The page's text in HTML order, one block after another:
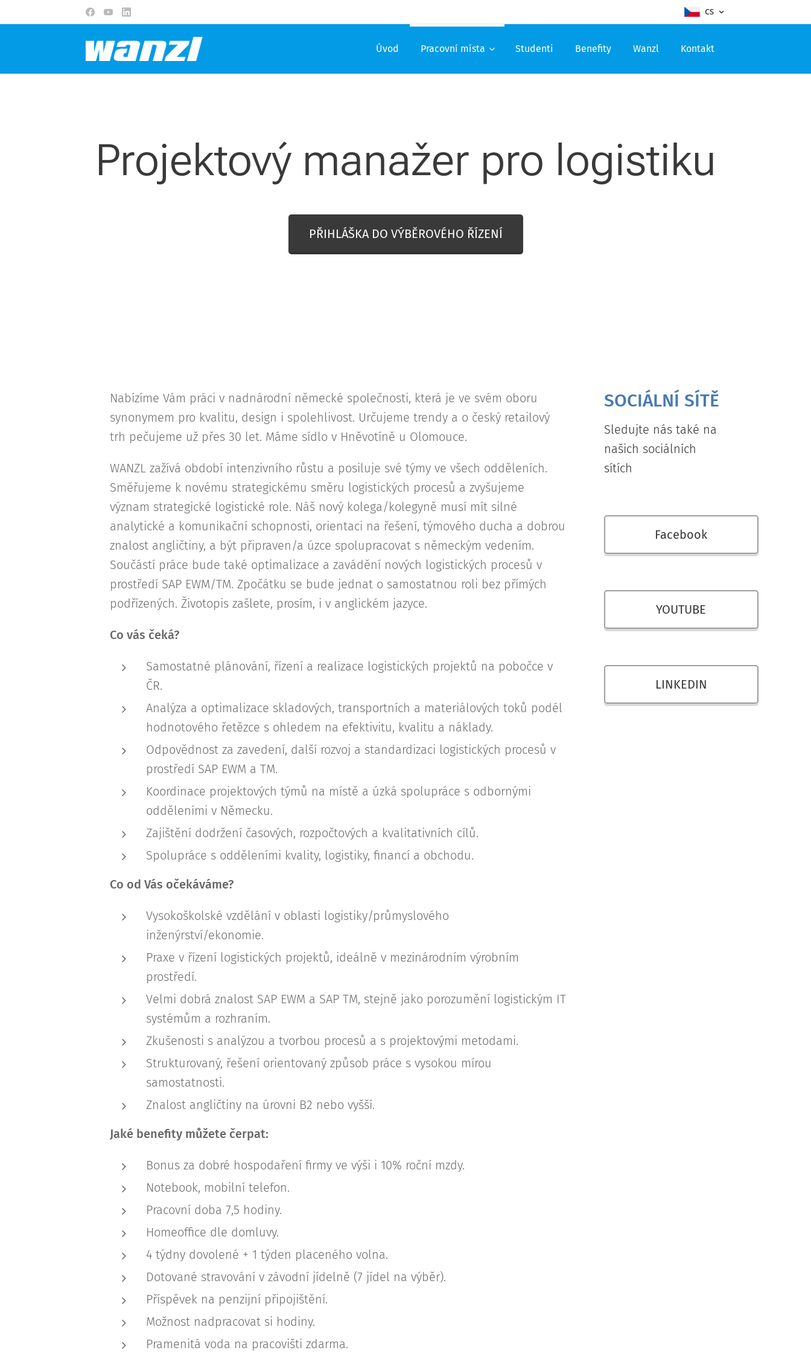
CS
Úvod Pracovní místa Studenti Benefity Wanzl Kontakt
Projektový manažer pro logistiku
PŘIHLÁŠKA DO VÝBĚROVÉHO ŘÍZENÍ
Nabízíme Vám práci v nadnárodní německé společnosti, která je ve svém oboru
synonymem pro kvalitu, design i spolehlivost. Určujeme trendy a o český retailový
trh pečujeme už přes 30 let. Máme sídlo v Hněvotíně u Olomouce.
WANZL zažívá období intenzivního růstu a posiluje své týmy ve všech odděleních.
Směřujeme k novému strategickému směru logistických procesů a zvyšujeme
význam strategické logistické role. Náš nový kolega/kolegyně musí mít silné
analytické a komunikační schopnosti, orientaci na řešení, týmového ducha a dobrou
znalost angličtiny, a být připraven/a úzce spolupracovat s německým vedením.
Součástí práce bude také optimalizace a zavádění nových logistických procesů v
prostředí SAP EWM/TM. Zpočátku se bude jednat o samostatnou roli bez přímých
podřízených. Životopis zašlete, prosím, i v anglickém jazyce.
Co vás čeká?
Samostatné plánování, řízení a realizace logistických projektů na pobočce v
ČR.
Analýza a optimalizace skladových, transportních a materiálových toků podél
hodnotového řetězce s ohledem na efektivitu, kvalitu a náklady.
Odpovědnost za zavedení, další rozvoj a standardizaci logistických procesů v
prostředí SAP EWM a TM.
Koordinace projektových týmů na místě a úzká spolupráce s odbornými
odděleními v Německu.
Zajištění dodržení časových, rozpočtových a kvalitativních cílů.
Spolupráce s odděleními kvality, logistiky, financí a obchodu.
Co od Vás očekáváme?
Vysokoškolské vzdělání v oblasti logistiky/průmyslového
inženýrství/ekonomie.
Praxe v řízení logistických projektů, ideálně v mezinárodním výrobním
prostředí.
Velmi dobrá znalost SAP EWM a SAP TM, stejně jako porozumění logistickým IT
systémům a rozhraním.
Zkušenosti s analýzou a tvorbou procesů a s projektovými metodami.
Strukturovaný, řešení orientovaný způsob práce s vysokou mírou
samostatnosti.
Znalost angličtiny na úrovni B2 nebo vyšší.
Jaké benefity můžete čerpat:
Bonus za dobré hospodaření firmy ve výši i 10% roční mzdy.
Notebook, mobilní telefon.
Pracovní doba 7,5 hodiny.
Homeoffice dle domluvy.
4 týdny dovolené + 1 týden placeného volna.
Dotované stravování v závodní jídelně (7 jídel na výběr).
Příspěvek na penzijní připojištění.
Možnost nadpracovat si hodiny.
Pramenitá voda na pracovišti zdarma.
SOCIÁLNÍ SÍTĚ
Sledujte nás také na
našich sociálních
sítích
Facebook
YOUTUBE
LINKEDIN